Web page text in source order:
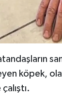
köpek,